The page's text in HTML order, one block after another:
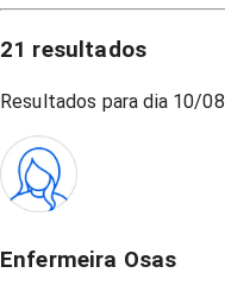
21 resultados
Resultados para dia 10/08
Enfermeira Osas